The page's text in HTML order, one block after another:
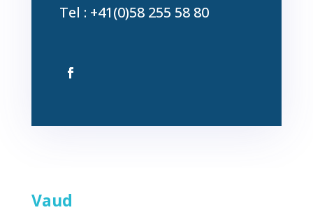
Tel : +41(0)58 255 58 80
Vaud